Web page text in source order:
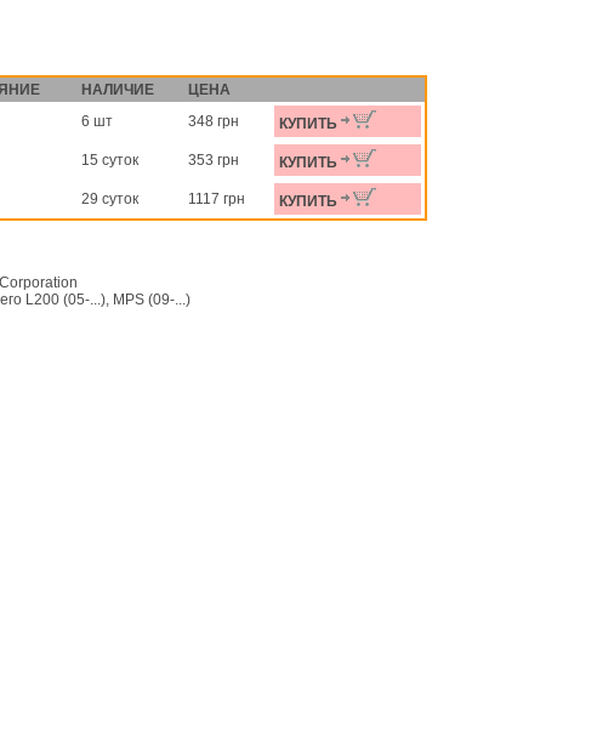
НАЛИЧИЕ
ЦЕНА
6 шт 348 грн КУПИТЬ
15 суток 353 грн КУПИТЬ
29 суток 1117 грн КУПИТЬ
L200 (05-...), MPS (09-...)